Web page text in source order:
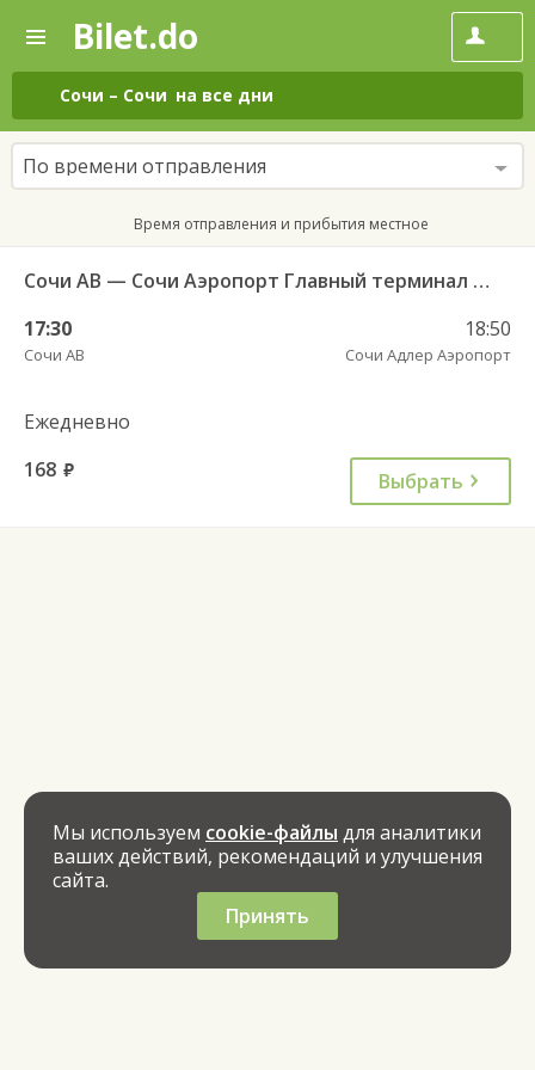
—
Поиск
и
покупка
билетов
на
автобус
онлайн
Bilet.do
Сочи – Сочи на все дни
По времени отправления
Время отправления и прибытия местное
Сочи АВ — Сочи Аэропорт Главный терминал 707/1
17:30
Сочи АВ
18:50
Сочи Адлер Аэропорт
Ежедневно
168 руб. Выбрать
Мы используем cookie-файлы для аналитики
ваших действий, рекомендаций и улучшения
сайта.
Принять